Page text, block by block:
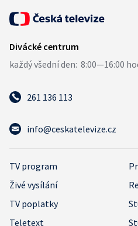
261 136 113
info@ceskatelevize.cz
TV program
Živé vysílání
TV poplatky
Teletext